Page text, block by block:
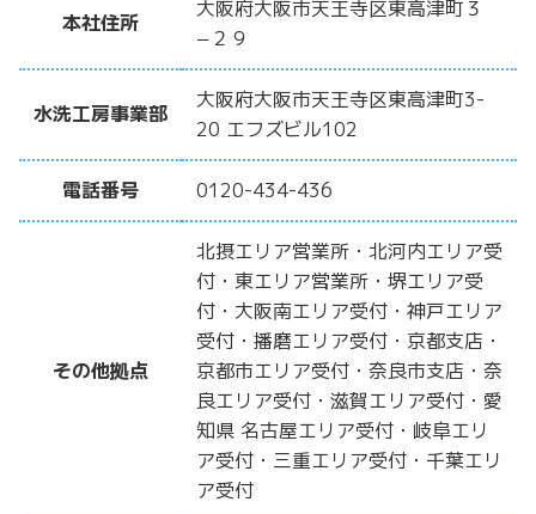
本社住所
大阪府大阪市天王寺区東高津町３
−２９
水洗工房事業部
大阪府大阪市天王寺区東高津町3-
20 エフズビル102
電話番号 0120-434-436
その他拠点
北摂エリア営業所・北河内エリア受
付・東エリア営業所・堺エリア受
付・大阪南エリア受付・神戸エリア
受付・播磨エリア受付・京都支店・
京都市エリア受付・奈良市支店・奈
良エリア受付・滋賀エリア受付・愛
知県 名古屋エリア受付・岐阜エリ
ア受付・三重エリア受付・千葉エリ
ア受付